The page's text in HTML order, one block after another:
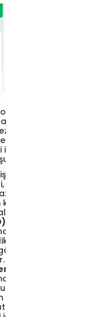
sunan çok
yazılım
iş
sohbet, e-
aracılığıyla
olanak
deneyim sağlar.
gelen
durumu ve
en uygun
SSS'ler
oluşturmasına
müşterilerin